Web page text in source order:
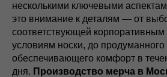
несколькими ключевыми
это внимание к деталям — от
соответствующей корпоративным
условиям носки, до продуманного
обеспечивающего комфорт в
дня. Производство мерча в